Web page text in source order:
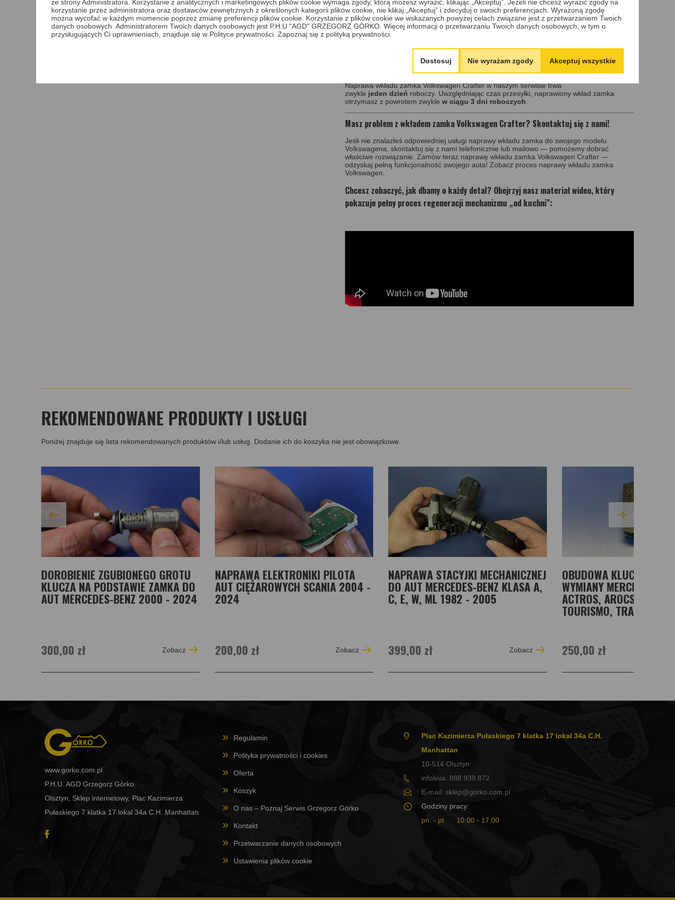
wkładu zamka,
obudowy wkładu zamka,
grotu klucza,
Naprawa wkładu zamka Volkswagen Crafter w naszym serwisie trwa
zwykle jeden dzień roboczy. Uwzględniając czas przesyłki, naprawiony wkład zamka
otrzymasz z powrotem zwykle w ciągu 3 dni roboczych
Masz problem z wkładem zamka Volkswagen Crafter? Skontaktuj się z nami!
Jeśli nie znalazłeś odpowiedniej usługi naprawy wkładu zamka do swojego modelu
Volkswagena, skontaktuj się z nami telefonicznie lub mailowo — pomożemy dobrać
właściwe rozwiązanie. Zamów teraz naprawę wkładu zamka Volkswagen Crafter —
odzyskaj pełną funkcjonalność swojego auta! Zobacz proces naprawy wkładu zamka
Volkswagen.
Chcesz zobaczyć, jak dbamy o każdy detal? Obejrzyj nasz materiał wideo, który
pokazuje pełny proces regeneracji mechanizmu „od kuchni”:
REKOMENDOWANE PRODUKTY I USŁUGI
Poniżej znajduje się lista rekomendowanych produktów i/lub usług. Dodanie ich do koszyka nie jest obowiązkowe.
DOROBIENIE ZGUBIONEGO GROTU
KLUCZA NA PODSTAWIE ZAMKA DO
AUT MERCEDES-BENZ 2000 - 2024
300,00 zł Zobacz
NAPRAWA ELEKTRONIKI PILOTA
AUT CIĘŻAROWYCH SCANIA 2004 -
2024
200,00 zł Zobacz
NAPRAWA STACYJKI MECHANICZNEJ
DO AUT MERCEDES-BENZ KLASA A,
C, E, W, ML 1982 - 2005
399,00 zł Zobacz
OBUDOWA KLUCZA Z
WYMIANY MERCEDES-
ACTROS, AROCS, ANTOS,
TOURISMO, TRAVEGO
250,00 zł
www.gorko.com.pl
P.H.U. AGD Grzegorz Górko
Olsztyn, Sklep internetowy, Plac Kazimierza
Pułaskiego 7 klatka 17 lokal 34a C.H. Manhattan
Regulamin
Polityka prywatności i cookies
Oferta
Koszyk
O nas – Poznaj Serwis Grzegorz Górko
Kontakt
Przetwarzanie danych osobowych
Ustawienia plików cookie
Plac Kazimierza Pułaskiego 7 klatka 17 lokal 34a C.H.
Manhattan
10-514 Olsztyn
infolinia: 888 939 872
E-mail: sklep@gorko.com.pl
Godziny pracy:
pn. - pt.
10:00 - 17:00
ze strony Administratora. Korzystanie z analitycznych i marketingowych plików cookie wymaga zgody, którą możesz wyrazić, klikając „Akceptuj”. Jeżeli nie chcesz wyrazić zgody na
korzystanie przez administratora oraz dostawców zewnętrznych z określonych kategorii plików cookie, nie klikaj „Akceptuj” i zdecyduj o swoich preferencjach. Wyrażoną zgodę
można wycofać w każdym momencie poprzez zmianę preferencji plików cookie. Korzystanie z plików cookie we wskazanych powyżej celach związane jest z przetwarzaniem Twoich
danych osobowych. Administratorem Twoich danych osobowych jest P.H.U "AGD" GRZEGORZ GÓRKO. Więcej informacji o przetwarzaniu Twoich danych osobowych, w tym o
przysługujących Ci uprawnieniach, znajduje się w Polityce prywatności. Zapoznaj się z polityką prywatności.
Dostosuj Nie wyrażam zgody Akceptuj wszystkie